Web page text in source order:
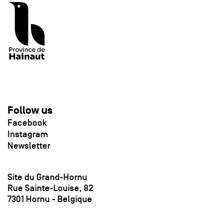
Follow us
Facebook
Instagram
Newsletter
Site du Grand-Hornu
Rue Sainte-Louise, 82
7301 Hornu - Belgique